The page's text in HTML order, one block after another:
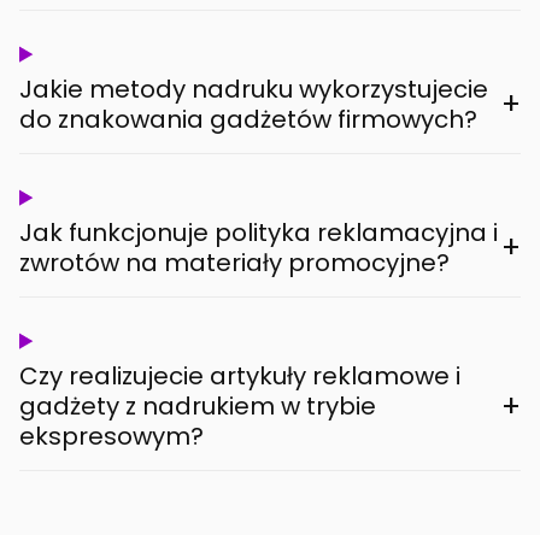
Jakie metody nadruku wykorzystujecie
do znakowania gadżetów firmowych?
+
Jak funkcjonuje polityka reklamacyjna i
zwrotów na materiały promocyjne?
+
Czy realizujecie artykuły reklamowe i
gadżety z nadrukiem w trybie
ekspresowym?
+